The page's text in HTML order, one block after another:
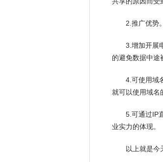
2.推广优势。
3.增加开展电
的避免数据中途
4.可使用域名
就可以使用域名
5.可通过IP直
业实力的体现。
以上就是今天